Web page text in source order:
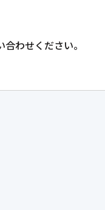
わせください。